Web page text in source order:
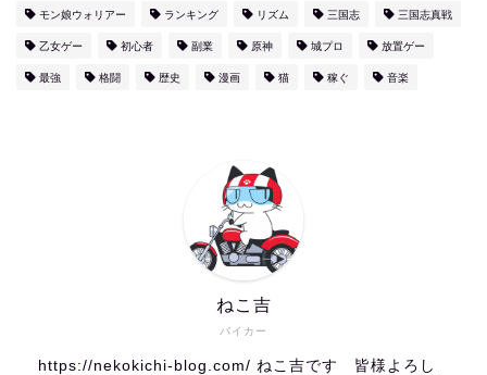
モン娘ウォリアー ランキング リズム 三国志 三国志真戦
乙女ゲー 初心者 副業 原神 城プロ 放置ゲー
最強 格闘 歴史 漫画 猫 稼ぐ 音楽
バイカー
ねこ吉
https://nekokichi-blog.com/ ねこ吉です 皆様よろし